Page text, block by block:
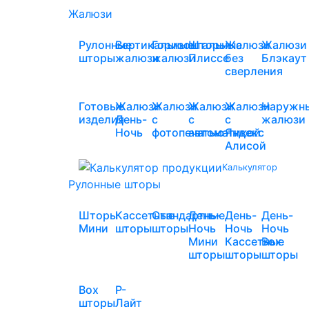
Жалюзи
Рулонные
шторы
Вертикальные
жалюзи
Горизонтальные
жалюзи
Шторы
Плиссе
Жалюзи
без
сверления
Жалюзи
Блэкаут
Готовые
изделия
Жалюзи
День-
Ночь
Жалюзи
с
фотопечатью
Жалюзи
с
автоматикой
Жалюзи
с
Яндекс
Алисой
жалюзи
Калькулятор
Рулонные шторы
Шторы
Мини
Кассетные
шторы
Стандартные
шторы
День-
Ночь
Мини
шторы
День-
Ночь
Кассетные
шторы
День-
Ночь
Box
шторы
Box
шторы
Р-
Лайт